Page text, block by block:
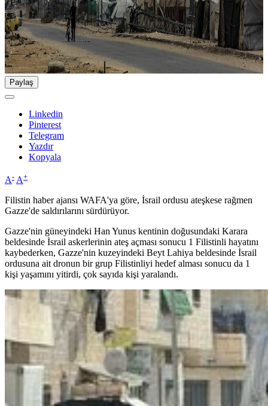
Paylaş
Linkedin
Pinterest
Telegram
Yazdır
Kopyala
A- A+
Filistin haber ajansı WAFA'ya göre, İsrail ordusu ateşkese rağmen
Gazze'de saldırılarını sürdürüyor.
Gazze'nin güneyindeki Han Yunus kentinin doğusundaki Karara
beldesinde İsrail askerlerinin ateş açması sonucu 1 Filistinli hayatını
kaybederken, Gazze'nin kuzeyindeki Beyt Lahiya beldesinde İsrail
ordusuna ait dronun bir grup Filistinliyi hedef alması sonucu da 1
kişi yaşamını yitirdi, çok sayıda kişi yaralandı.